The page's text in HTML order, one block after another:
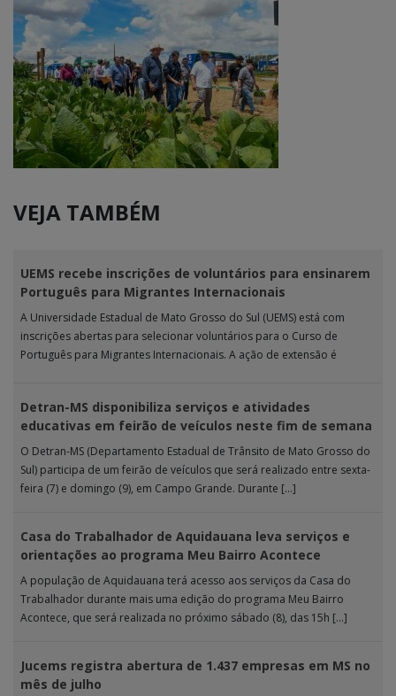
VEJA TAMBÉM
UEMS recebe inscrições de voluntários para ensinarem
Português para Migrantes Internacionais
A Universidade Estadual de Mato Grosso do Sul (UEMS) está com
inscrições abertas para selecionar voluntários para o Curso de
Português para Migrantes Internacionais. A ação de extensão é
Detran-MS disponibiliza serviços e atividades
educativas em feirão de veículos neste fim de semana
O Detran-MS (Departamento Estadual de Trânsito de Mato Grosso do
Sul) participa de um feirão de veículos que será realizado entre sexta-
feira (7) e domingo (9), em Campo Grande. Durante […]
Casa do Trabalhador de Aquidauana leva serviços e
orientações ao programa Meu Bairro Acontece
A população de Aquidauana terá acesso aos serviços da Casa do
Trabalhador durante mais uma edição do programa Meu Bairro
Acontece, que será realizada no próximo sábado (8), das 15h […]
Jucems registra abertura de 1.437 empresas em MS no
mês de julho